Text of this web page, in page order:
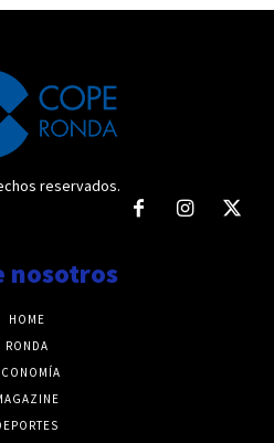
reservados.
nosotros
HOME
RONDA